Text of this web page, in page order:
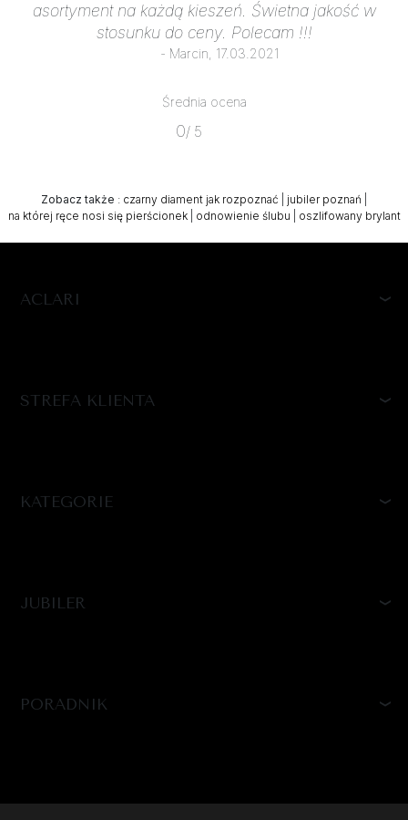
asortyment na każdą kieszeń. Świetna jakość w
stosunku do ceny. Polecam !!!
- Marcin, 17.03.2021
Średnia ocena
0/ 5
Zobacz także : czarny diament jak rozpoznać jubiler poznań
na której ręce nosi się pierścionek| odnowienie ślubu oszlifowany brylant
ACLARI
STREFA KLIENTA
KATEGORIE
JUBILER
PORADNIK